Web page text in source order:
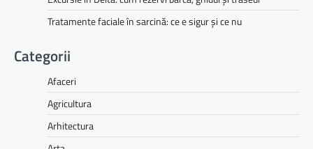
Tratamente faciale în sarcină: ce e sigur și ce nu
Categorii
Afaceri
Agricultura
Arhitectura